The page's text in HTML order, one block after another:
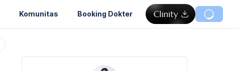
Komunitas Booking Dokter